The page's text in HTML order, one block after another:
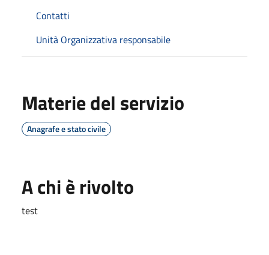
Contatti
Unità Organizzativa responsabile
Materie del servizio
Anagrafe e stato civile
A chi è rivolto
test